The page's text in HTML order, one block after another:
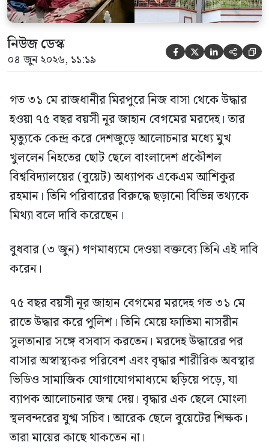
নিউজ ডেস্ক
০৪ জুন ২০২৬, ১১:১৯     
গত ৩১ মে রাজধানীর মিরপুরে নিজ বাসা থেকে উদ্ধার
হওয়া ৭৫ বছর বয়সী নূর জাহান বেগমের মরদেহ। তার
মৃত্যুকে কেন্দ্র করে দেশজুড়ে আলোচনার মধ্যে মুখ
খুললেন নিহতের ছোট ছেলে বাংলাদেশ প্রকৌশল
বিশ্ববিদ্যালয়ের (বুয়েট) অধ্যাপক একেএম আশিকুর
রহমান। তিনি পরিবারের বিরুদ্ধে ছড়ানো বিভিন্ন তথ্যকে
মিথ্যা বলে দাবি করেছেন।
বুধবার (৩ জুন) গণমাধ্যমে দেওয়া বক্তব্যে তিনি এই দাবি
করেন।
৭৫ বছর বয়সী নূর জাহান বেগমের মরদেহ গত ৩১ মে
রাতে উদ্ধার করে পুলিশ। তিনি মেয়ে ফাতিমা নাসরীন
সুলতানার সঙ্গে বসবাস করতেন। মরদেহ উদ্ধারের পর
বাসার অস্বাস্থ্যকর পরিবেশ এবং বৃদ্ধার শারীরিক অবস্থার
ভিডিও সামাজিক যোগাযোগমাধ্যমে ছড়িয়ে পড়ে, যা
ব্যাপক আলোচনার জন্ম দেয়। বৃদ্ধার এক ছেলে মোংলা
স্থলবন্দরের যুগ্ম সচিব। আরেক ছেলে বুয়েটের শিক্ষক।
তারা মায়ের কাছে থাকতেন না।